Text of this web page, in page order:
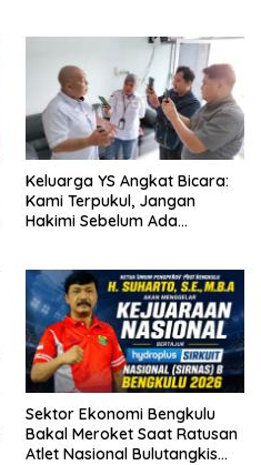
Keluarga YS Angkat Bicara:
Kami Terpukul, Jangan
Hakimi Sebelum Ada
Sektor Ekonomi Bengkulu
Bakal Meroket Saat Ratusan
Atlet Nasional Bulutangkis